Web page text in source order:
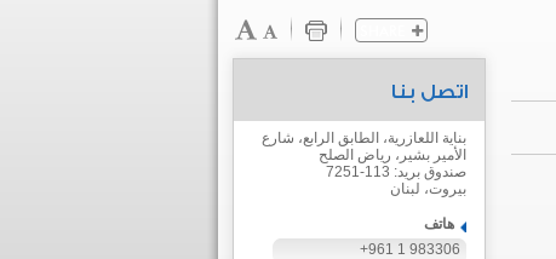
اتصل بنا
بناية اللعازرية، الطابق الرابع، شارع
الأمير بشير، رياض الصلح
صندوق بريد: 113-7251
بيروت، لبنان
هاتف
+961 1 983306